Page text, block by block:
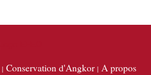
Conservation d'Angkor A propos